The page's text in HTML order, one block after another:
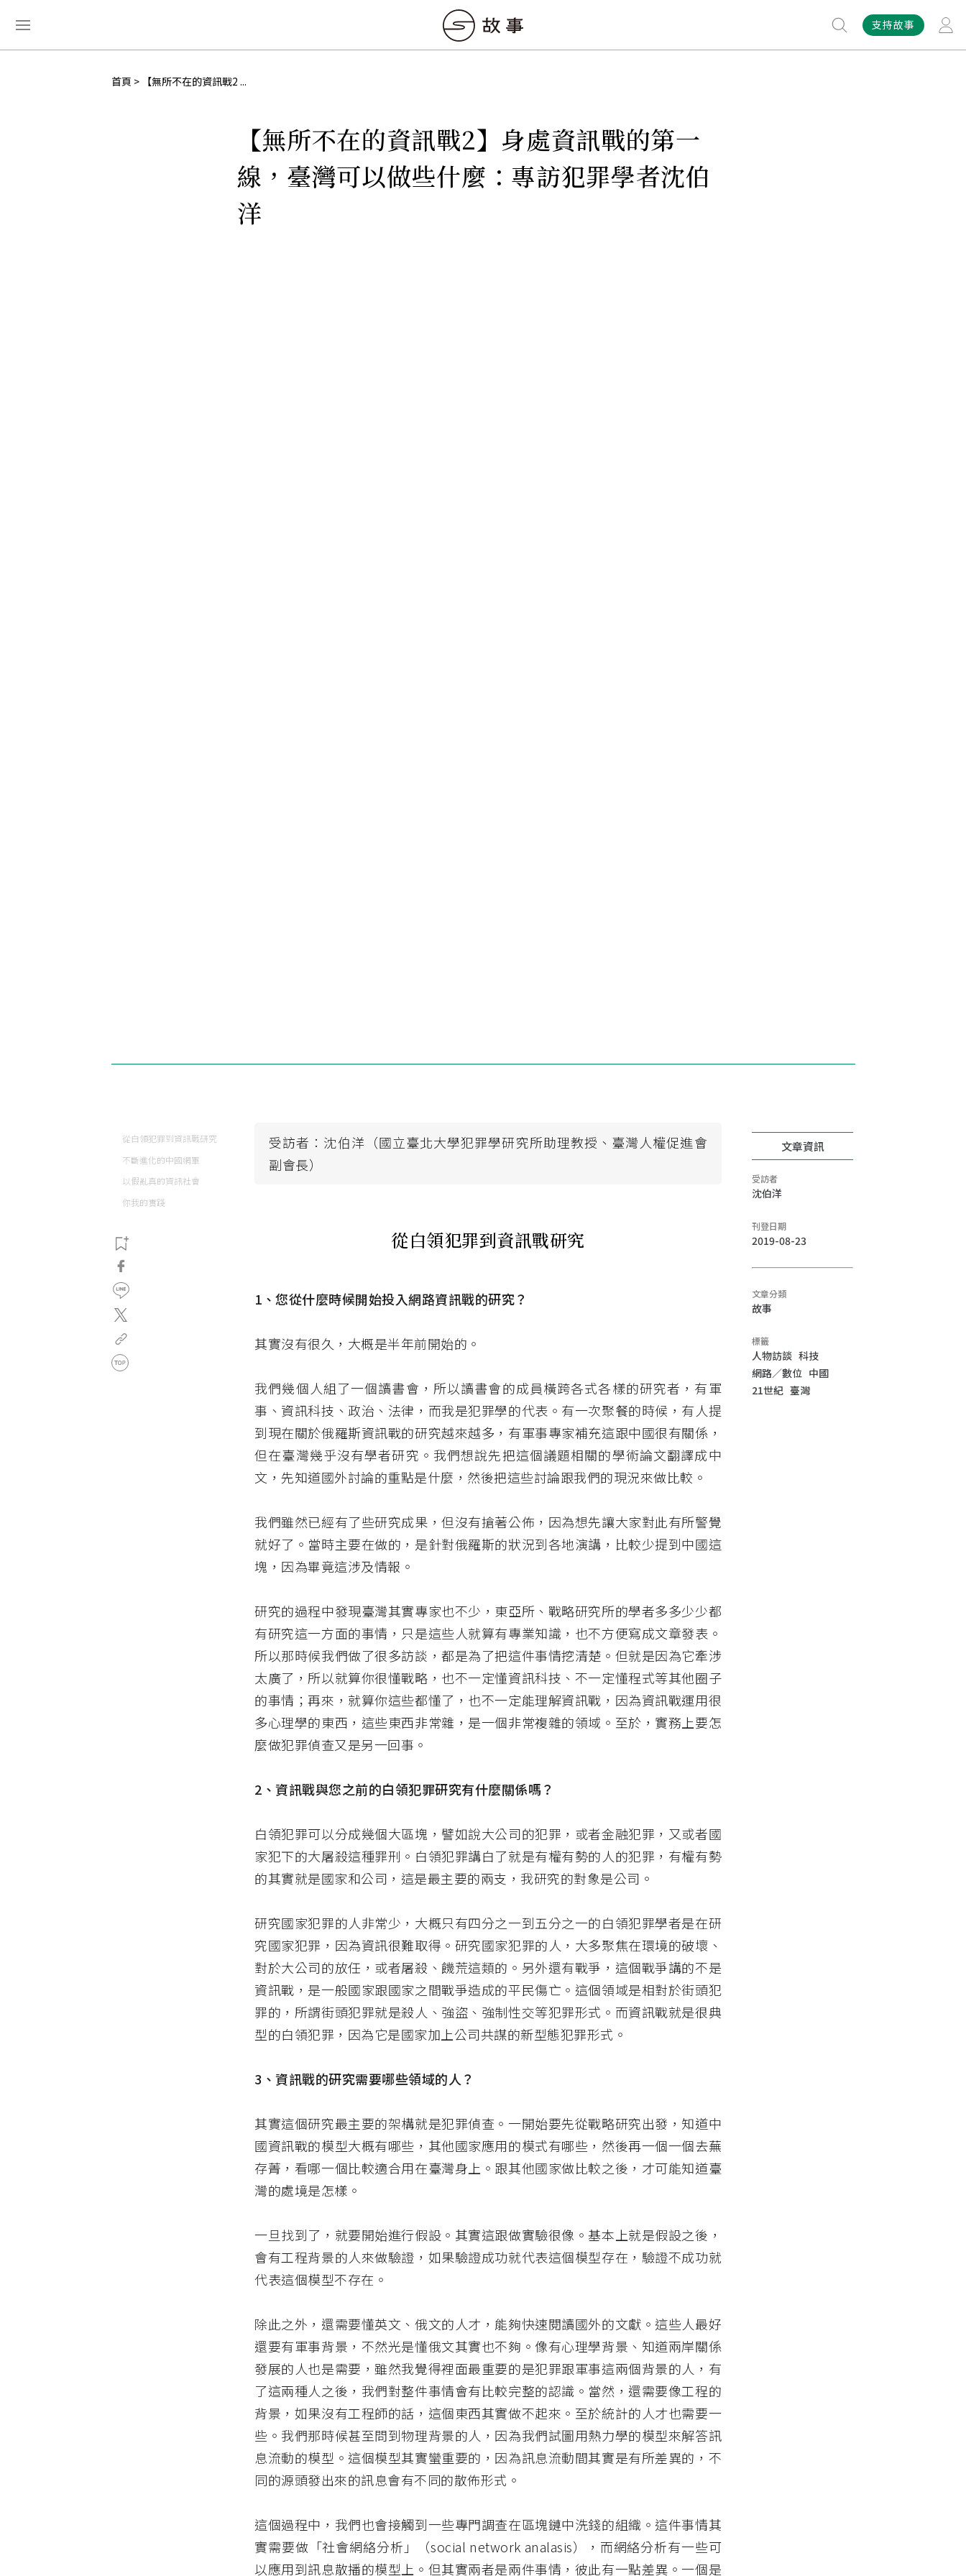
支持故事
首頁 【無所不在的資訊戰2 ...
【無所不在的資訊戰2】身處資訊戰的第一
線，臺灣可以做些什麼：專訪犯罪學者沈伯
洋
從白領犯罪到資訊戰研究
不斷進化的中國網軍
以假亂真的資訊社會
你我的實踐
受訪者：沈伯洋（國立臺北大學犯罪學研究所助理教授、臺灣人權促進會
副會長）
從白領犯罪到資訊戰研究
1、您從什麼時候開始投入網路資訊戰的研究？
其實沒有很久，大概是半年前開始的。
我們幾個人組了一個讀書會，所以讀書會的成員橫跨各式各樣的研究者，有軍
事、資訊科技、政治、法律，而我是犯罪學的代表。有一次聚餐的時候，有人提
到現在關於俄羅斯資訊戰的研究越來越多，有軍事專家補充這跟中國很有關係，
但在臺灣幾乎沒有學者研究。我們想說先把這個議題相關的學術論文翻譯成中
文，先知道國外討論的重點是什麼，然後把這些討論跟我們的現況來做比較。
我們雖然已經有了些研究成果，但沒有搶著公佈，因為想先讓大家對此有所警覺
就好了。當時主要在做的，是針對俄羅斯的狀況到各地演講，比較少提到中國這
塊，因為畢竟這涉及情報。
研究的過程中發現臺灣其實專家也不少，東亞所、戰略研究所的學者多多少少都
有研究這一方面的事情，只是這些人就算有專業知識，也不方便寫成文章發表。
所以那時候我們做了很多訪談，都是為了把這件事情挖清楚。但就是因為它牽涉
太廣了，所以就算你很懂戰略，也不一定懂資訊科技、不一定懂程式等其他圈子
的事情；再來，就算你這些都懂了，也不一定能理解資訊戰，因為資訊戰運用很
多心理學的東西，這些東西非常雜，是一個非常複雜的領域。至於，實務上要怎
麼做犯罪偵查又是另一回事。
2、資訊戰與您之前的白領犯罪研究有什麼關係嗎？
白領犯罪可以分成幾個大區塊，譬如說大公司的犯罪，或者金融犯罪，又或者國
家犯下的大屠殺這種罪刑。白領犯罪講白了就是有權有勢的人的犯罪，有權有勢
的其實就是國家和公司，這是最主要的兩支，我研究的對象是公司。
研究國家犯罪的人非常少，大概只有四分之一到五分之一的白領犯罪學者是在研
究國家犯罪，因為資訊很難取得。研究國家犯罪的人，大多聚焦在環境的破壞、
對於大公司的放任，或者屠殺、饑荒這類的。另外還有戰爭，這個戰爭講的不是
資訊戰，是一般國家跟國家之間戰爭造成的平民傷亡。這個領域是相對於街頭犯
罪的，所謂街頭犯罪就是殺人、強盜、強制性交等犯罪形式。而資訊戰就是很典
型的白領犯罪，因為它是國家加上公司共謀的新型態犯罪形式。
3、資訊戰的研究需要哪些領域的人？
其實這個研究最主要的架構就是犯罪偵查。一開始要先從戰略研究出發，知道中
國資訊戰的模型大概有哪些，其他國家應用的模式有哪些，然後再一個一個去蕪
存菁，看哪一個比較適合用在臺灣身上。跟其他國家做比較之後，才可能知道臺
灣的處境是怎樣。
一旦找到了，就要開始進行假設。其實這跟做實驗很像。基本上就是假設之後，
會有工程背景的人來做驗證，如果驗證成功就代表這個模型存在，驗證不成功就
代表這個模型不存在。
除此之外，還需要懂英文、俄文的人才，能夠快速閱讀國外的文獻。這些人最好
還要有軍事背景，不然光是懂俄文其實也不夠。像有心理學背景、知道兩岸關係
發展的人也是需要，雖然我覺得裡面最重要的是犯罪跟軍事這兩個背景的人，有
了這兩種人之後，我們對整件事情會有比較完整的認識。當然，還需要像工程的
背景，如果沒有工程師的話，這個東西其實做不起來。至於統計的人才也需要一
些。我們那時候甚至問到物理背景的人，因為我們試圖用熱力學的模型來解答訊
息流動的模型。這個模型其實蠻重要的，因為訊息流動間其實是有所差異的，不
同的源頭發出來的訊息會有不同的散佈形式。
這個過程中，我們也會接觸到一些專門調查在區塊鏈中洗錢的組織。這件事情其
實需要做「社會網絡分析」（social network analasis），而網絡分析有一些可
以應用到訊息散播的模型上。但其實兩者是兩件事情，彼此有一點差異。一個是
文章資訊
受訪者
沈伯洋
刊登日期
2019-08-23
文章分類
故事
標籤
人物訪談 科技
網路／數位 中國
21世紀 臺灣